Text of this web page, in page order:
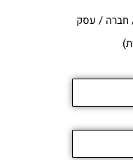
/ חברה / עסק